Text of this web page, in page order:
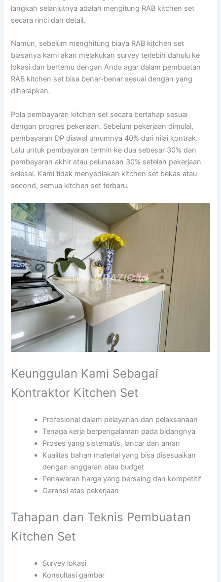
langkah selanjutnya adalah mengitung RAB kitchen set
secara rinci dan detail.
Namun, sebelum menghitung biaya RAB kitchen set
biasanya kami akan melakukan survey terlebih dahulu ke
lokasi dan bertemu dengan Anda agar dalam pembuatan
RAB kitchen set bisa benar-benar sesuai dengan yang
diharapkan.
Pola pembayaran kitchen set secara bertahap sesuai
dengan progres pekerjaan. Sebelum pekerjaan dimulai,
pembayaran DP diawal umumnya 40% dari nilai kontrak.
Lalu untuk pembayaran termin ke dua sebesar 30% dan
pembayaran akhir atau pelunasan 30% setelah pekerjaan
selesai. Kami tidak menyediakan kitchen set bekas atau
second, semua kitchen set terbaru.
Keunggulan Kami Sebagai
Kontraktor Kitchen Set
Profesional dalam pelayanan dan pelaksanaan
Tenaga kerja berpengalaman pada bidangnya
Proses yang sistematis, lancar dan aman
Kualitas bahan material yang bisa disesuaikan
dengan anggaran atau budget
Penawaran harga yang bersaing dan kompetitif
Garansi atas pekerjaan
Tahapan dan Teknis Pembuatan
Kitchen Set
Survey lokasi
Konsultasi gambar